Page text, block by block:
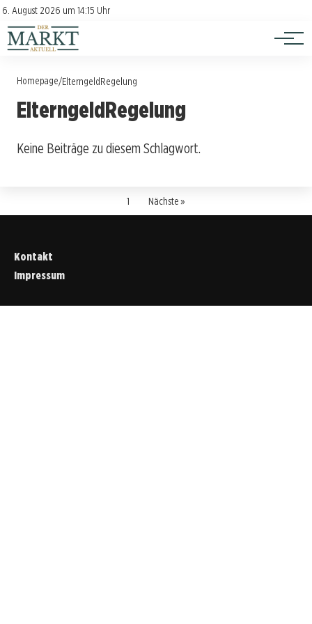
6. August 2026 um 14:15 Uhr
Kontakt
Impressum
Investition
Verbraucherschutz
Homepage/ElterngeldRegelung
ElterngeldRegelung
Keine Beiträge zu diesem Schlagwort.
1 Nächste »
Kontakt
Impressum